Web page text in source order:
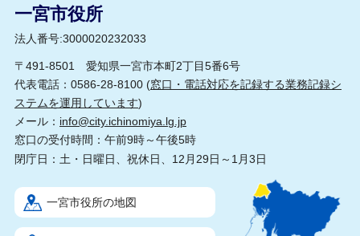
一宮市役所
法人番号:3000020232033
〒491-8501 愛知県一宮市本町2丁目5番6号
代表電話：0586-28-8100 (窓口・電話対応を記録する業務記録シ
ステムを運用しています)
メール： info@city.ichinomiya.lg.jp
窓口の受付時間：午前9時～午後5時
閉庁日：土・日曜日、祝休日、12月29日～1月3日
一宮市役所の地図